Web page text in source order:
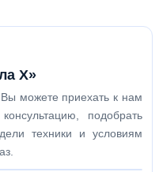
Х»
можете приехать к нам
подобрать
техники и условиям